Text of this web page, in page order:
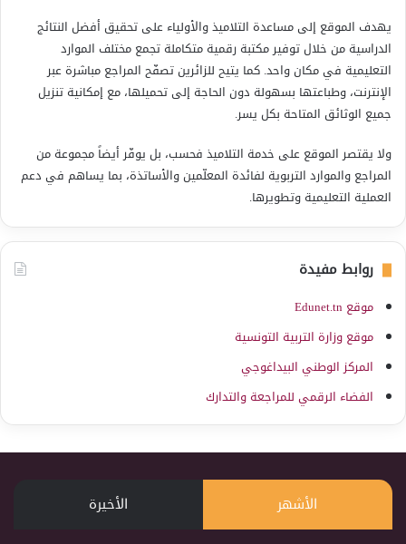
يهدف الموقع إلى مساعدة التلاميذ والأولياء على تحقيق أفضل النتائج
الدراسية من خلال توفير مكتبة رقمية متكاملة تجمع مختلف الموارد
التعليمية في مكان واحد. كما يتيح للزائرين تصفّح المراجع مباشرة عبر
الإنترنت، وطباعتها بسهولة دون الحاجة إلى تحميلها، مع إمكانية تنزيل
جميع الوثائق المتاحة بكل يسر.
ولا يقتصر الموقع على خدمة التلاميذ فحسب، بل يوفّر أيضاً مجموعة من
المراجع والموارد التربوية لفائدة المعلّمين والأساتذة، بما يساهم في دعم
العملية التعليمية وتطويرها.
روابط مفيدة
موقع Edunet.tn
موقع وزارة التربية التونسية
المركز الوطني البيداغوجي
الفضاء الرقمي للمراجعة والتدارك
الأشهر الأخيرة